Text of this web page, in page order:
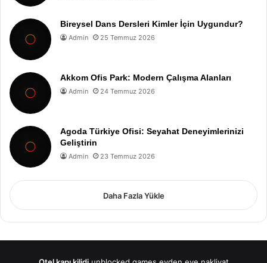
Bireysel Dans Dersleri Kimler İçin Uygundur?
Admin 25 Temmuz 2026
Akkom Ofis Park: Modern Çalışma Alanları
Admin 24 Temmuz 2026
Agoda Türkiye Ofisi: Seyahat Deneyimlerinizi
Geliştirin
Admin 23 Temmuz 2026
Daha Fazla Yükle